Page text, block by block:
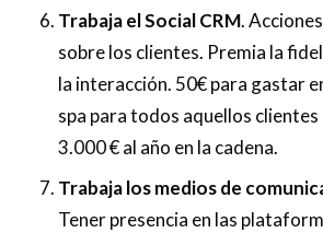
Trabaja el Social CRM.
sobre los clientes. Premia la
la interacción. 50€ para gastar
spa para todos aquellos clientes
3.000 € al año en la cadena.
Trabaja los medios de
Tener presencia en las